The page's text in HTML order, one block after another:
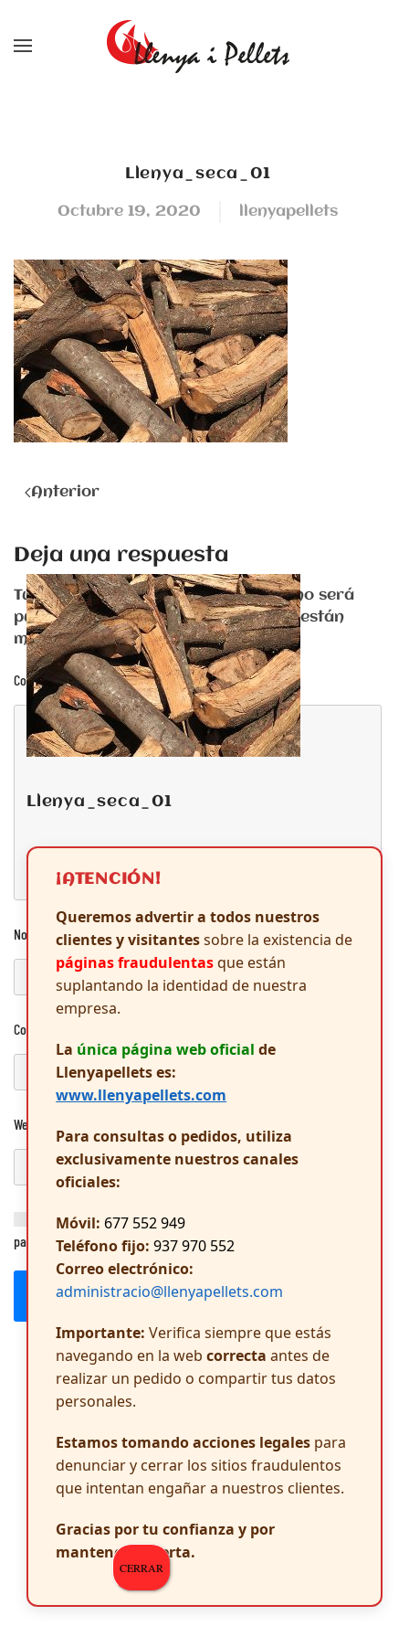
Skip to main content
llenya_seca_01
octubre 19, 2020 llenyapellets
Anterior
Deja una respuesta
Tu dirección de correo electrónico no será
publicada. Los campos obligatorios están
marcados con*
Comentario
Nombre*
Correo electrónico
Web
Guarda mi nombre, correo electrónico y web en este navegador
para la próxima vez que comente.
Publicar el comentario
llenya_seca_01
¡ATENCIÓN!
Queremos advertir a todos nuestros
clientes y visitantessobre la existencia de
páginas fraudulentasque están
suplantando la identidad de nuestra
empresa.
La única página web oficial de
Llenyapellets es:
www.llenyapellets.com
Para consultas o pedidos, utiliza
exclusivamente nuestros canales
oficiales:
Móvil: 677 552 949
Teléfono fijo: 937 970 552
Correo electrónico:
administracio@llenyapellets.com
Importante: Verifica siempre que estás
navegando en la webcorrecta antes de
realizar un pedido o compartir tus datos
personales.
Estamos tomando acciones legales para
denunciar y cerrar los sitios fraudulentos
que intentan engañar a nuestros clientes.
Gracias por tu confianza y por
mantenerte alerta.
CERRAR